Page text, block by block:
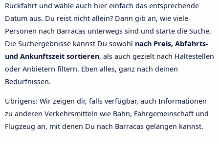
Rückfahrt und wähle auch hier einfach das entsprechende
Datum aus. Du reist nicht allein? Dann gib an, wie viele
Personen nach Barracas unterwegs sind und starte die Suche.
Die Suchergebnisse kannst Du sowohl nach Preis, Abfahrts-
und Ankunftszeit sortieren, als auch gezielt nach Haltestellen
oder Anbietern filtern. Eben alles, ganz nach deinen
Bedürfnissen.
Übrigens: Wir zeigen dir, falls verfügbar, auch Informationen
zu anderen Verkehrsmitteln wie Bahn, Fahrgemeinschaft und
Flugzeug an, mit denen Du nach Barracas gelangen kannst.